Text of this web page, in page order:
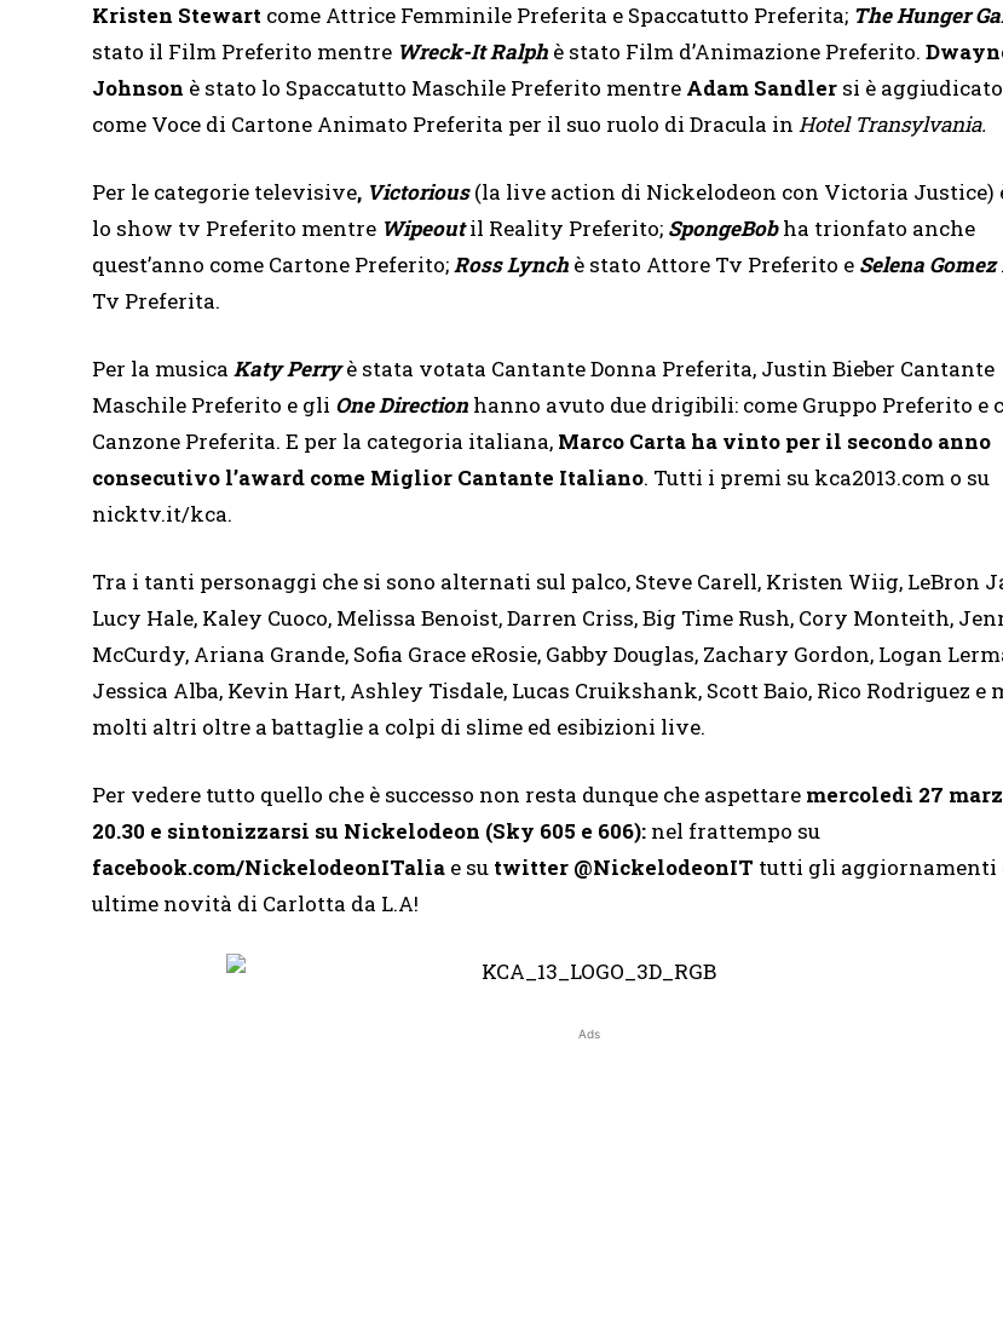
Kristen Stewart come Attrice Femminile Preferita e Spaccatutto Preferita; The Hunger
stato il Film Preferito mentre Wreck-It Ralph è stato Film d’Animazione Preferito.
Johnson è stato lo Spaccatutto Maschile Preferito mentre Adam Sandler si è
come Voce di Cartone Animato Preferita per il suo ruolo di Dracula in Hotel Transylvania.
Per le categorie televisive, Victorious (la live action di Nickelodeon con Victoria Justice)
lo show tv Preferito mentre Wipeout il Reality Preferito; SpongeBob ha trionfato anche
quest’anno come Cartone Preferito;Ross Lynch è stato Attore Tv Preferito e Selena Gomez
Tv Preferita.
Per la musica Katy Perryè stata votata Cantante Donna Preferita, Justin Bieber Cantante
Maschile Preferito e gli One Direction hanno avuto due drigibili: come Gruppo Preferito e
Canzone Preferita. E per la categoria italiana, Marco Carta ha vinto per il secondo anno
consecutivo l’award come Miglior Cantante Italiano. Tutti i premi su kca2013.com o su
nicktv.it/kca.
Tra i tanti personaggi che si sono alternati sul palco, Steve Carell, Kristen Wiig, LeBron
Lucy Hale, Kaley Cuoco, Melissa Benoist, Darren Criss, Big Time Rush, Cory Monteith,
McCurdy, Ariana Grande, Sofia Grace eRosie, Gabby Douglas, Zachary Gordon, Logan
Jessica Alba, Kevin Hart, Ashley Tisdale, Lucas Cruikshank, Scott Baio, Rico Rodriguez e
molti altri oltre a battaglie a colpi di slime ed esibizioni live.
Per vedere tutto quello che è successo non resta dunque che aspettare mercoledì 27
20.30 e sintonizzarsi su Nickelodeon (Sky 605 e 606): nel frattempo su
facebook.com/NickelodeonITalia e su twitter @NickelodeonIT tutti gli aggiornamenti
ultime novità di Carlotta da L.A!
Ads